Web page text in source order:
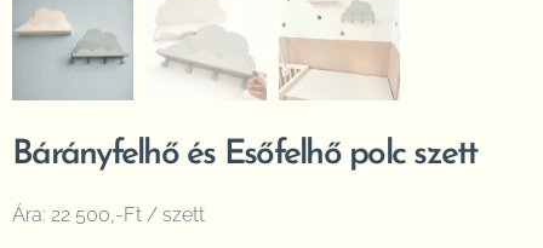
Bárányfelhő és Esőfelhő polc szett
Ára: 22 500,-Ft / szett